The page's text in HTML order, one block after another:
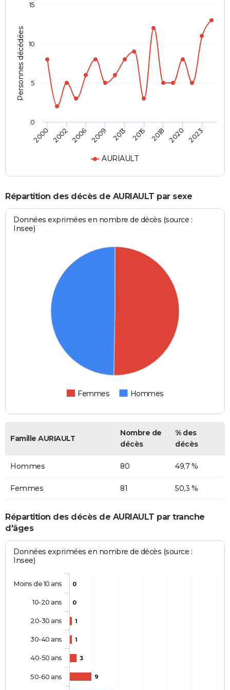
Personnes décédées
AURIAULT
2000 2002 2006 2009 2013 2015 2018 2020 2023
0
5
10
15
Répartition des décès de AURIAULT par sexe
Données exprimées en nombre de décès (source :
Insee)
Femmes Hommes
Famille AURIAULT
Nombre de
décès
% des
décès
Hommes 80 49,7 %
Femmes 81 50,3 %
Répartition des décès de AURIAULT par tranche
d'âges
Données exprimées en nombre de décès (source :
Insee)
0
0
1
1
3
9
Moins de 10 ans
10-20 ans
20-30 ans
30-40 ans
40-50 ans
50-60 ans